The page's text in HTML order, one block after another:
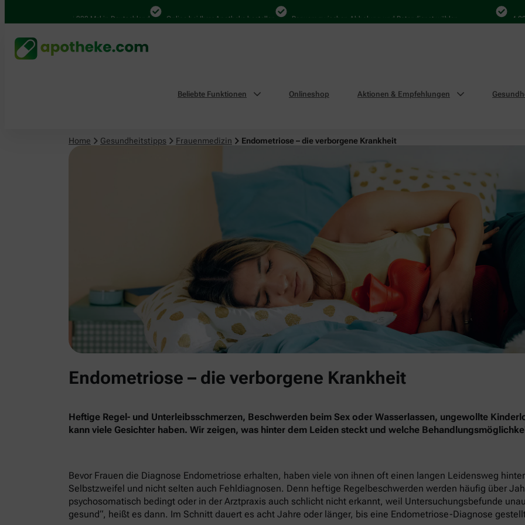
4.000 Mal in Deutschland Online bei Ihrer Apotheke bestellen Bequem zwischen Abholung und Botendienst wählen 4.000
Beliebte Funktionen Onlineshop Aktionen & Empfehlungen
Home Gesundheitstipps Frauenmedizin Endometriose – die verborgene Krankheit
Endometriose – die verborgene Krankheit
Heftige Regel- und Unterleibsschmerzen, Beschwerden beim Sex oder Wasserlassen, ungewollte
kann viele Gesichter haben. Wir zeigen, was hinter dem Leiden steckt und welche
Bevor Frauen die Diagnose Endometriose erhalten, haben viele von ihnen oft einen langen Leidensweg
Selbstzweifel und nicht selten auch Fehldiagnosen. Denn heftige Regelbeschwerden werden häufig über
psychosomatisch bedingt oder in der Arztpraxis auch schlicht nicht erkannt, weil Untersuchungsbefunde
gesund“, heißt es dann. Im Schnitt dauert es acht Jahre oder länger, bis eine Endometriose-Diagnose